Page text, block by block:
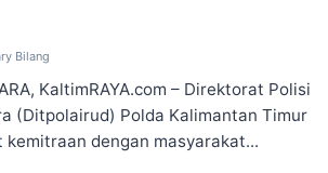
Bilang
KaltimRAYA.com – Direktorat Polisi
(Ditpolairud) Polda Kalimantan Timur
dengan masyarakat...